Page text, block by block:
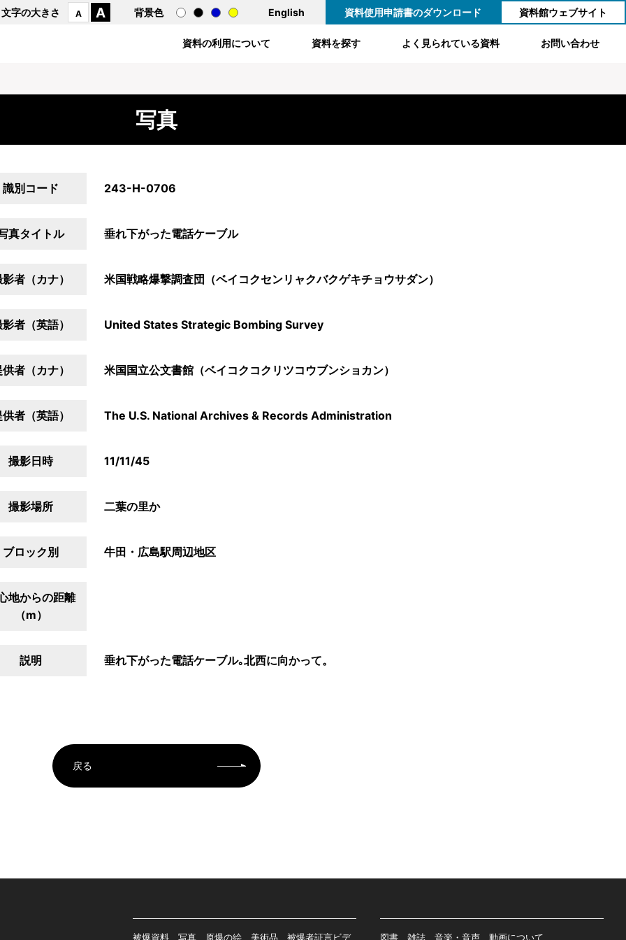
文字の大きさ A A 背景色 English 資料使用申請書のダウンロード 資料館ウェブサイト
資料の利用について 資料を探す よく見られている資料 お問い合わせ
写真
識別コード 243-H-0706
真タイトル 垂れ下がった電話ケーブル
者（カナ） 米国戦略爆撃調査団（ベイコクセンリャクバクゲキチョウサダン）
者（英語） United States Strategic Bombing Survey
者（カナ） 米国国立公文書館（ベイコクコクリツコウブンショカン）
者（英語） The U.S. National Archives & Records Administration
撮影日時 11/11/45
撮影場所 二葉の里か
ブロック別 牛田・広島駅周辺地区
地からの距離
（m）
説明 垂れ下がった電話ケーブル｡北西に向かって。
戻る
被爆資料、写真、原爆の絵、美術品、被爆者証言ビデ 図書、雑誌、音楽・音声、動画について